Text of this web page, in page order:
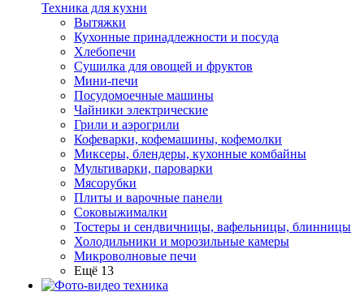
Техника для кухни
Вытяжки
Кухонные принадлежности и посуда
Хлебопечи
Сушилка для овощей и фруктов
Мини-печи
Посудомоечные машины
Чайники электрические
Грили и аэрогрили
Кофеварки, кофемашины, кофемолки
Миксеры, блендеры, кухонные комбайны
Мультиварки, пароварки
Мясорубки
Плиты и варочные панели
Соковыжималки
Тостеры и сендвичницы, вафельницы, блинницы
Холодильники и морозильные камеры
Микроволновые печи
Ещё 13